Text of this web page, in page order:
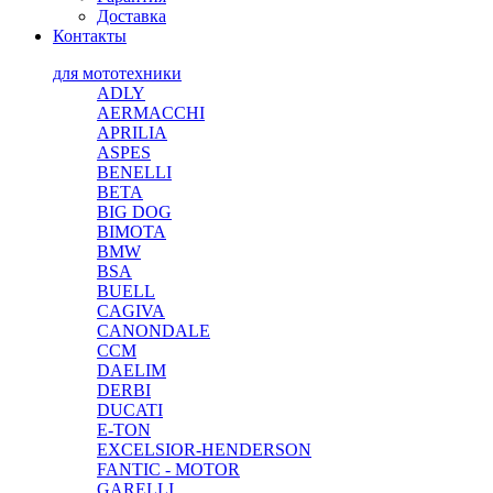
Доставка
Контакты
для мототехники
ADLY
AERMACCHI
APRILIA
ASPES
BENELLI
BETA
BIG DOG
BIMOTA
BMW
BSA
BUELL
CAGIVA
CANONDALE
CCM
DAELIM
DERBI
DUCATI
E-TON
EXCELSIOR-HENDERSON
FANTIC - MOTOR
GARELLI